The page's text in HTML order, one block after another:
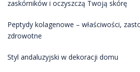
zaskórników i oczyszczą Twoją skórę
Peptydy kolagenowe – właściwości,
zdrowotne
Styl andaluzyjski w dekoracji domu